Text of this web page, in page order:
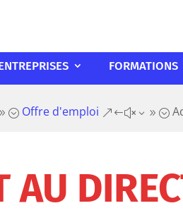
FORMATIONS
Offre d'emploi &#x39;
AU